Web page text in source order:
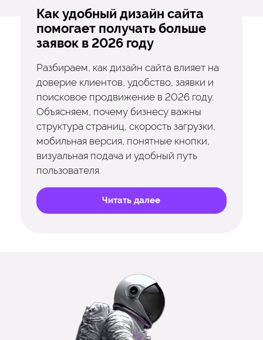
Как удобный дизайн сайта
помогает получать больше
заявок в 2026 году
Разбираем, как дизайн сайта влияет на
доверие клиентов, удобство, заявки и
поисковое продвижение в 2026 году.
Объясняем, почему бизнесу важны
структура страниц, скорость загрузки,
мобильная версия, понятные кнопки,
визуальная подача и удобный путь
пользователя.
Читать далее